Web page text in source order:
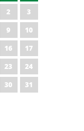
2
3
9
10
16
17
23
24
30 31